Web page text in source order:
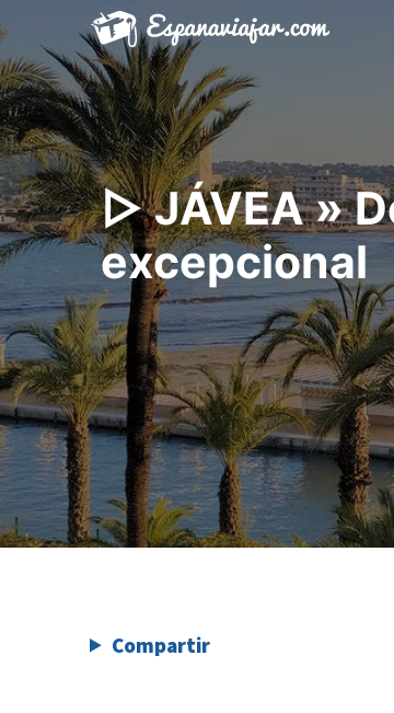
al
contenido
▷ JÁVEA »
excepcional
Compartir